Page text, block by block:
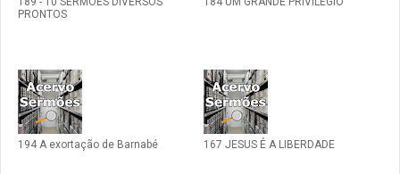
PRONTOS
194 A exortação de Barnabé 167 JESUS É A LIBERDADE